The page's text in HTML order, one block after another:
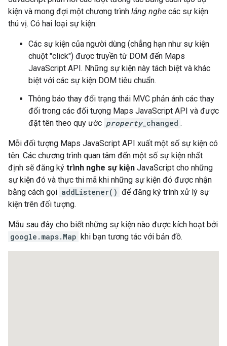
kiện và mong đợi một chương trình lắng nghe các sự kiện
thú vị. Có hai loại sự kiện:
Các sự kiện của người dùng (chẳng hạn như sự kiện
chuột "click") được truyền từ DOM đến Maps
JavaScript API. Những sự kiện này tách biệt và khác
biệt với các sự kiện DOM tiêu chuẩn.
Thông báo thay đổi trạng thái MVC phản ánh các thay
đổi trong các đối tượng Maps JavaScript API và được
đặt tên theo quy ước property_changed .
Mỗi đối tượng Maps JavaScript API xuất một số sự kiện có
tên. Các chương trình quan tâm đến một số sự kiện nhất
định sẽ đăng ký trình nghe sự kiện JavaScript cho những
sự kiện đó và thực thi mã khi những sự kiện đó được nhận
bằng cách gọi addListener() để đăng ký trình xử lý sự
kiện trên đối tượng.
Mẫu sau đây cho biết những sự kiện nào được kích hoạt bởi
google.maps.Map khi bạn tương tác với bản đồ.